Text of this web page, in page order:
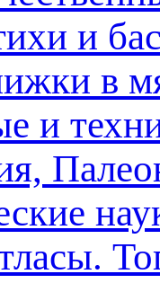
и
в
и